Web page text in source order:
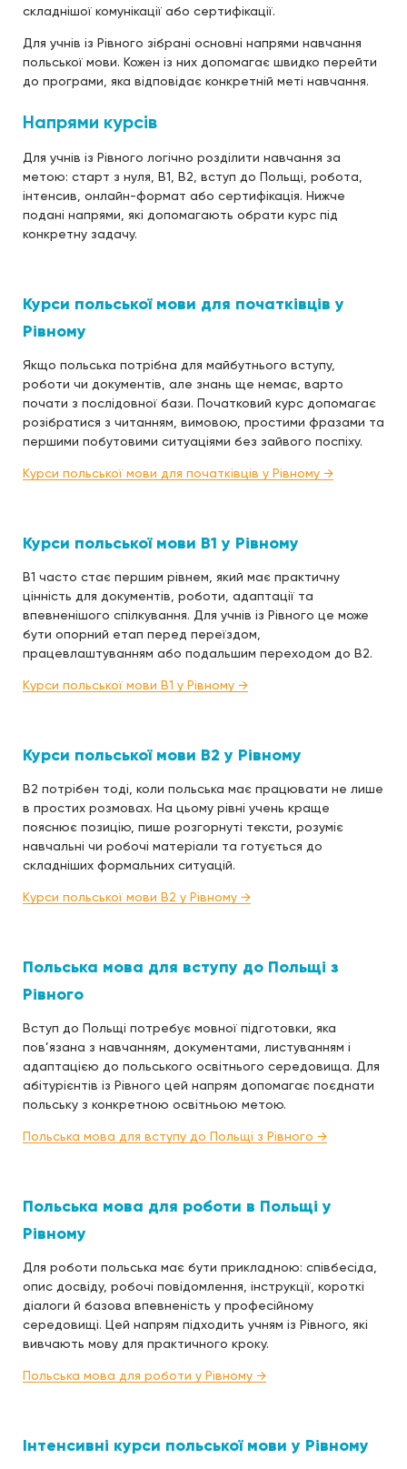
складнішої комунікації або сертифікації.
Для учнів із Рівного зібрані основні напрями навчання
польської мови. Кожен із них допомагає швидко перейти
до програми, яка відповідає конкретній меті навчання.
Напрями курсів
Для учнів із Рівного логічно розділити навчання за
метою: старт з нуля, B1, B2, вступ до Польщі, робота,
інтенсив, онлайн-формат або сертифікація. Нижче
подані напрями, які допомагають обрати курс під
конкретну задачу.
Курси польської мови для початківців у
Рівному
Якщо польська потрібна для майбутнього вступу,
роботи чи документів, але знань ще немає, варто
почати з послідовної бази. Початковий курс допомагає
розібратися з читанням, вимовою, простими фразами та
першими побутовими ситуаціями без зайвого поспіху.
Курси польської мови для початківців у Рівному →
Курси польської мови B1 у Рівному
B1 часто стає першим рівнем, який має практичну
цінність для документів, роботи, адаптації та
впевненішого спілкування. Для учнів із Рівного це може
бути опорний етап перед переїздом,
працевлаштуванням або подальшим переходом до B2.
Курси польської мови B1 у Рівному →
Курси польської мови B2 у Рівному
B2 потрібен тоді, коли польська має працювати не лише
в простих розмовах. На цьому рівні учень краще
пояснює позицію, пише розгорнуті тексти, розуміє
навчальні чи робочі матеріали та готується до
складніших формальних ситуацій.
Курси польської мови B2 у Рівному →
Польська мова для вступу до Польщі з
Рівного
Вступ до Польщі потребує мовної підготовки, яка
пов’язана з навчанням, документами, листуванням і
адаптацією до польського освітнього середовища. Для
абітурієнтів із Рівного цей напрям допомагає поєднати
польську з конкретною освітньою метою.
Польська мова для вступу до Польщі з Рівного →
Польська мова для роботи в Польщі у
Рівному
Для роботи польська має бути прикладною: співбесіда,
опис досвіду, робочі повідомлення, інструкції, короткі
діалоги й базова впевненість у професійному
середовищі. Цей напрям підходить учням із Рівного, які
вивчають мову для практичного кроку.
Польська мова для роботи у Рівному →
Інтенсивні курси польської мови у Рівному